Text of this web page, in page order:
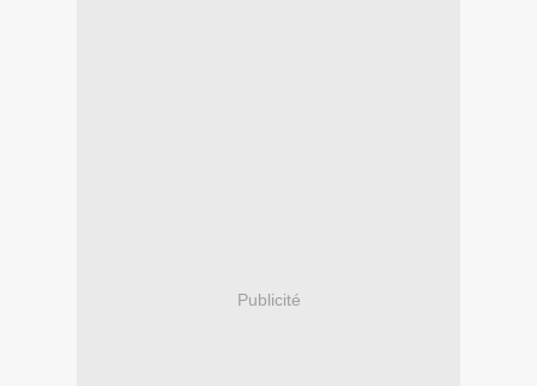
Publicité